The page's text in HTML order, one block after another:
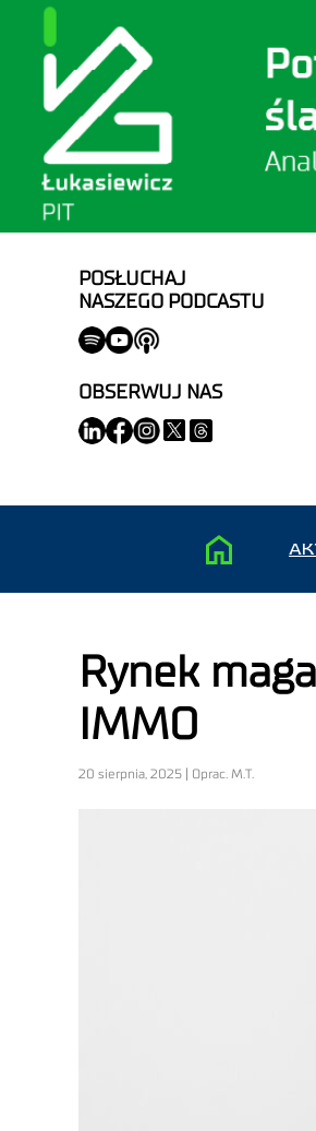
POSŁUCHAJ
NASZEGO PODCASTU
OBSERWUJ NAS
Rynek
IMMO
20 sierpnia, 2025 | Oprac. M.T.